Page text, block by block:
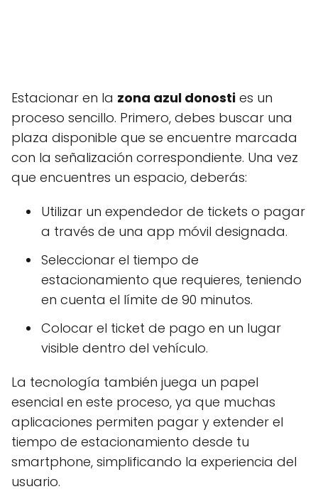
Estacionar en la zona azul donosti es un
proceso sencillo. Primero, debes buscar una
plaza disponible que se encuentre marcada
con la señalización correspondiente. Una vez
que encuentres un espacio, deberás:
Utilizar un expendedor de tickets o pagar
a través de una app móvil designada.
Seleccionar el tiempo de
estacionamiento que requieres, teniendo
en cuenta el límite de 90 minutos.
Colocar el ticket de pago en un lugar
visible dentro del vehículo.
La tecnología también juega un papel
esencial en este proceso, ya que muchas
aplicaciones permiten pagar y extender el
tiempo de estacionamiento desde tu
smartphone, simplificando la experiencia del
usuario.